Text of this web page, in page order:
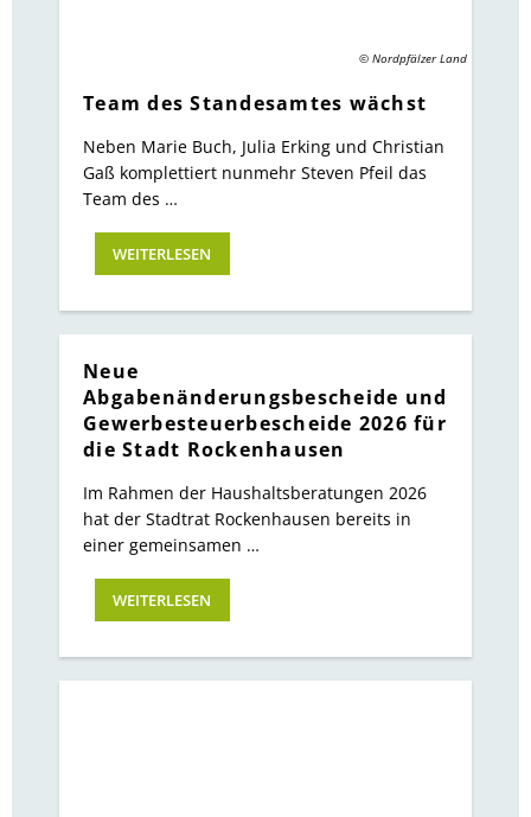
© Nordpfälzer Land
Team des Standesamtes wächst
Neben Marie Buch, Julia Erking und Christian
Gaß komplettiert nunmehr Steven Pfeil das
Team des …
WEITERLESEN
Neue
Abgabenänderungsbescheide und
Gewerbesteuerbescheide 2026 für
die Stadt Rockenhausen
Im Rahmen der Haushaltsberatungen 2026
hat der Stadtrat Rockenhausen bereits in
einer gemeinsamen …
WEITERLESEN